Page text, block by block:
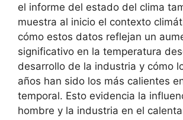
el informe del estado del clima
muestra al inicio el contexto
cómo estos datos reflejan un
significativo en la temperatura
desarrollo de la industria y cómo
años han sido los más calientes
temporal. Esto evidencia la
hombre y la industria en el